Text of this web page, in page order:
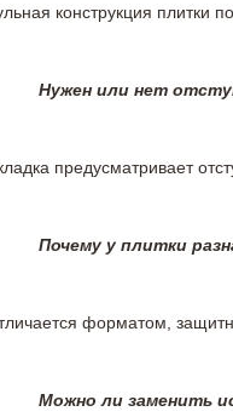
конструкция плитки
Нужен или нет
предусматривает
Почему у плитки
форматом,
Можно ли заменить